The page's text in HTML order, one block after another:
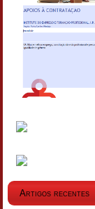
Artigos recentes